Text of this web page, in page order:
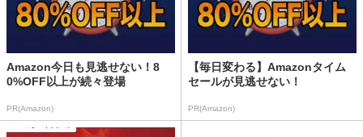
Amazon今日も見逃せない！8
0%OFF以上が続々登場
PR(Amazon)
【毎日変わる】Amazonタイム
セールが見逃せない！
PR(Amazon)